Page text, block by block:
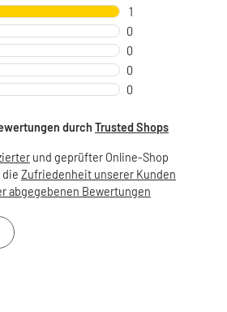
1
0
0
0
0
durch Trusted Shops
und geprüfter Online-Shop
die Zufriedenheit unserer Kunden
abgegebenen Bewertungen